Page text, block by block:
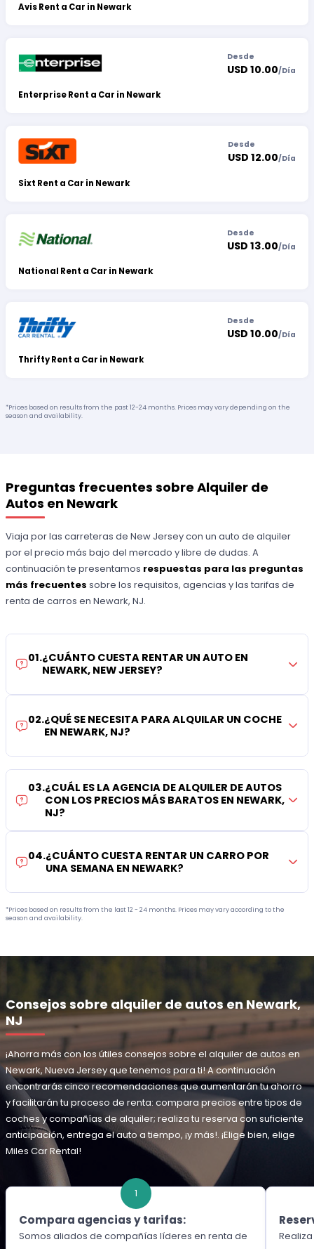
Avis Rent a Car in Newark
Enterprise Rent a Car in Newark
Desde
USD 10.00/Día
Sixt Rent a Car in Newark
Desde
USD 12.00/Día
National Rent a Car in Newark
Desde
USD 13.00/Día
Thrifty Rent a Car in Newark
Desde
USD 10.00/Día
*Prices based on results from the past 12-24 months. Prices may vary depending on the
season and availability.
Preguntas frecuentes sobre Alquiler de
Autos en Newark
Viaja por las carreteras de New Jersey con un auto de alquiler
por el precio más bajo del mercado y libre de dudas. A
continuación te presentamos respuestas para las preguntas
más frecuentes sobre los requisitos, agencias y las tarifas de
renta de carros en Newark, NJ.
01.¿CUÁNTO CUESTA RENTAR UN AUTO EN
NEWARK, NEW JERSEY?
02.¿QUÉ SE NECESITA PARA ALQUILAR UN COCHE
EN NEWARK, NJ?
03.¿CUÁL ES LA AGENCIA DE ALQUILER DE AUTOS
CON LOS PRECIOS MÁS BARATOS EN NEWARK,
NJ?
04.¿CUÁNTO CUESTA RENTAR UN CARRO POR
UNA SEMANA EN NEWARK?
*Prices based on results from the last 12 - 24 months. Prices may vary according to the
season and availability.
Consejos sobre alquiler de autos en Newark,
NJ
¡Ahorra más con los útiles consejos sobre el alquiler de autos en
Newark, Nueva Jersey que tenemos para ti! A continuación
encontrarás cinco recomendaciones que aumentarán tu ahorro
y facilitarán tu proceso de renta: compara precios entre tipos de
coches y compañías de alquiler; realiza tu reserva con suficiente
anticipación, entrega el auto a tiempo, ¡y más!. ¡Elige bien, elige
Miles Car Rental!
1
Compara agencias y tarifas:
Somos aliados de compañías líderes en renta de